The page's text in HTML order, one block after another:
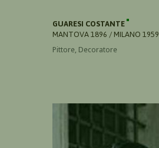
GUARESI COSTANTE
MANTOVA 1896 / MILANO 1959
Pittore, Decoratore